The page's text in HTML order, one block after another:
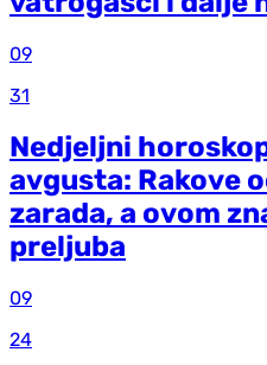
09
31
Nedjeljni
avgusta: Rakove
zarada, a ovom
preljuba
09
24